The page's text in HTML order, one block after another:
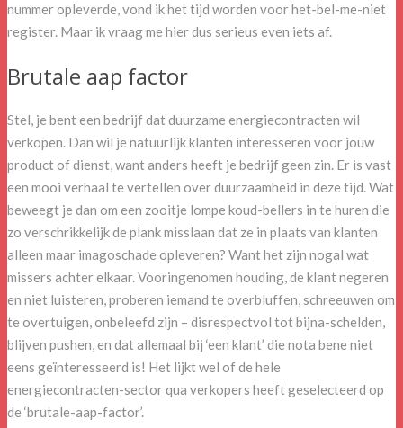
nummer opleverde, vond ik het tijd worden voor het-bel-me-niet
register. Maar ik vraag me hier dus serieus even iets af.
Brutale aap factor
Stel, je bent een bedrijf dat duurzame energiecontracten wil
verkopen. Dan wil je natuurlijk klanten interesseren voor jouw
product of dienst, want anders heeft je bedrijf geen zin. Er is vast
een mooi verhaal te vertellen over duurzaamheid in deze tijd. Wat
beweegt je dan om een zooitje lompe koud-bellers in te huren die
zo verschrikkelijk de plank misslaan dat ze in plaats van klanten
alleen maar imagoschade opleveren? Want het zijn nogal wat
missers achter elkaar. Vooringenomen houding, de klant negeren
en niet luisteren, proberen iemand te overbluffen, schreeuwen om
te overtuigen, onbeleefd zijn – disrespectvol tot bijna-schelden,
blijven pushen, en dat allemaal bij ‘een klant’ die nota bene niet
eens geïnteresseerd is! Het lijkt wel of de hele
energiecontracten-sector qua verkopers heeft geselecteerd op
de ‘brutale-aap-factor’.